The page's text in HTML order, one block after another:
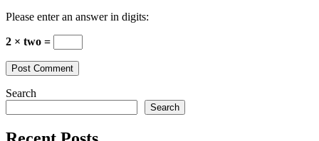
Please enter an answer in digits:
2 × two =
Search
Search